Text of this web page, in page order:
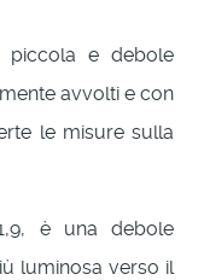
e debole
avvolti e con
le misure sulla
è una debole
luminosa verso il